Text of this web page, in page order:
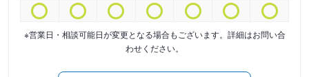
※営業日・相談可能日が変更となる場合もございます。詳細はお問い合
わせください。